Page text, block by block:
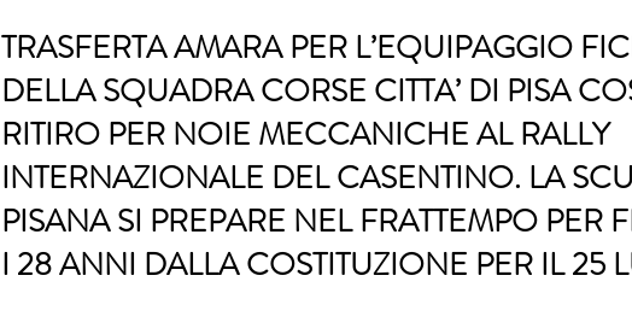
TRASFERTA AMARA PER L’EQUIPAGGIO
DELLA SQUADRA CORSE CITTA’ DI PISA
RITIRO PER NOIE MECCANICHE AL RALLY
INTERNAZIONALE DEL CASENTINO. LA
PISANA SI PREPARE NEL FRATTEMPO PER
I 28 ANNI DALLA COSTITUZIONE PER IL 25